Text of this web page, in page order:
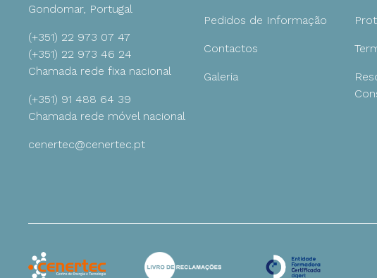
Gondomar, Portugal
(+351) 22 973 07 47
(+351) 22 973 46 24
Chamada rede fixa nacional
(+351) 91 488 64 39
Chamada rede móvel nacional
cenertec@cenertec.pt
Pedidos de Informação
Contactos
Galeria